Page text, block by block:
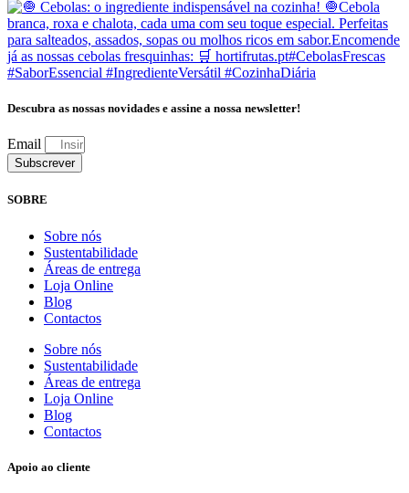
Descubra as nossas novidades e assine a nossa newsletter!
Email
Subscrever
SOBRE
Sobre nós
Sustentabilidade
Áreas de entrega
Loja Online
Blog
Contactos
Sobre nós
Sustentabilidade
Áreas de entrega
Loja Online
Blog
Contactos
Apoio ao cliente